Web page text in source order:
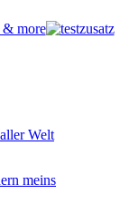
Welt
meins